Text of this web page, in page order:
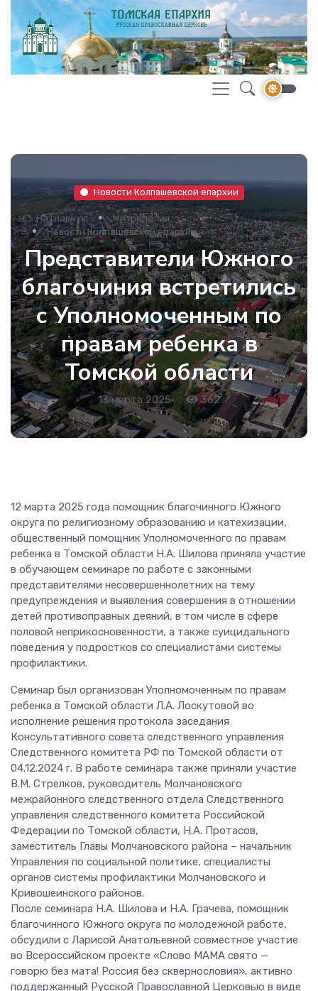
Новости Колпашевской епархии
На главную
Митрополия
Новости Колпашевской епархии
Представители Южного
благочиния встретились
с Уполномоченным по
правам ребенка в
Томской области
13 марта 2025• 362
12 марта 2025 года помощник благочинного Южного
округа по религиозному образованию и катехизации,
общественный помощник Уполномоченного по правам
ребенка в Томской области Н.А. Шилова приняла участие
в обучающем семинаре по работе с законными
представителями несовершеннолетних на тему
предупреждения и выявления совершения в отношении
детей противоправных деяний, в том числе в сфере
половой неприкосновенности, а также суицидального
поведения у подростков со специалистами системы
профилактики.
Семинар был организован Уполномоченным по правам
ребенка в Томской области Л.А. Лоскутовой во
исполнение решения протокола заседания
Консультативного совета следственного управления
Следственного комитета РФ по Томской области от
04.12.2024 г. В работе семинара также приняли участие
В.М. Стрелков, руководитель Молчановского
межрайонного следственного отдела Следственного
управления следственного комитета Российской
Федерации по Томской области, Н.А. Протасов,
заместитель Главы Молчановского района – начальник
Управления по социальной политике, специалисты
органов системы профилактики Молчановского и
Кривошеинского районов.
После семинара Н.А. Шилова и Н.А. Грачева, помощник
благочинного Южного округа по молодежной работе,
обсудили с Ларисой Анатольевной совместное участие
во Всероссийском проекте «Слово МАМА свято —
говорю без мата! Россия без сквернословия», активно
поддержанный Русской Православной Церковью в виде